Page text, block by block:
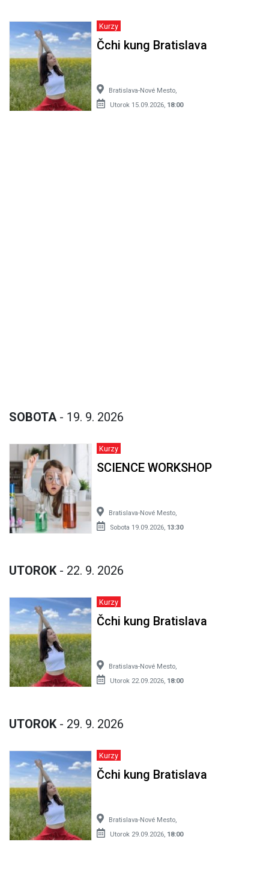
Kurzy
Čchi kung Bratislava
Bratislava-Nové Mesto,
Utorok 15.09.2026, 18:00
SOBOTA - 19. 9. 2026
Kurzy
SCIENCE WORKSHOP
Bratislava-Nové Mesto,
Sobota 19.09.2026, 13:30
UTOROK - 22. 9. 2026
Kurzy
Čchi kung Bratislava
Bratislava-Nové Mesto,
Utorok 22.09.2026, 18:00
UTOROK - 29. 9. 2026
Kurzy
Čchi kung Bratislava
Bratislava-Nové Mesto,
Utorok 29.09.2026, 18:00